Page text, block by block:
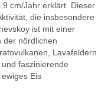
cm/Jahr erklärt. Dieser
die insbesondere
ist mit einer
der nördlichen
Lavafeldern
faszinierende
Eis